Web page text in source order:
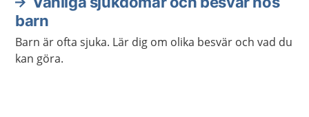
barn
Barn är ofta sjuka. Lär dig om olika besvär och vad du
kan göra.